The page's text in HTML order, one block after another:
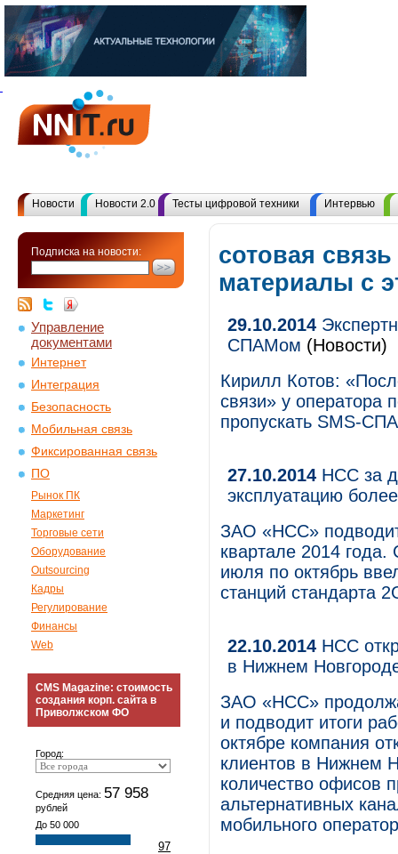
Новости Новости 2.0 Тесты цифровой техники Интервью
Подписка на новости:
Управление
документами
Интернет
Интеграция
Безопасность
Мобильная связь
Фиксированная связь
ПО
Рынок ПК
Маркетинг
Торговые сети
Оборудование
Outsourcing
Кадры
Регулирование
Финансы
Web
CMS Magazine: стоимость
создания корп. сайта в
Приволжском ФО
Город:
Средняя цена: 57 958
рублей
До 50 000
97
сотовая
материалы с
29.10.2014
СПАМом (Новости)
Кирилл Котов:
связи» у оператора
пропускать SMS-
27.10.2014 НСС за
эксплуатацию
ЗАО «НСС» подводит
квартале 2014 года.
июля по октябрь
станций стандарта
22.10.2014 НСС
в Нижнем
ЗАО «НСС»
и подводит итоги
октябре компания
клиентов в Нижнем
количество офисов
альтернативных
мобильного